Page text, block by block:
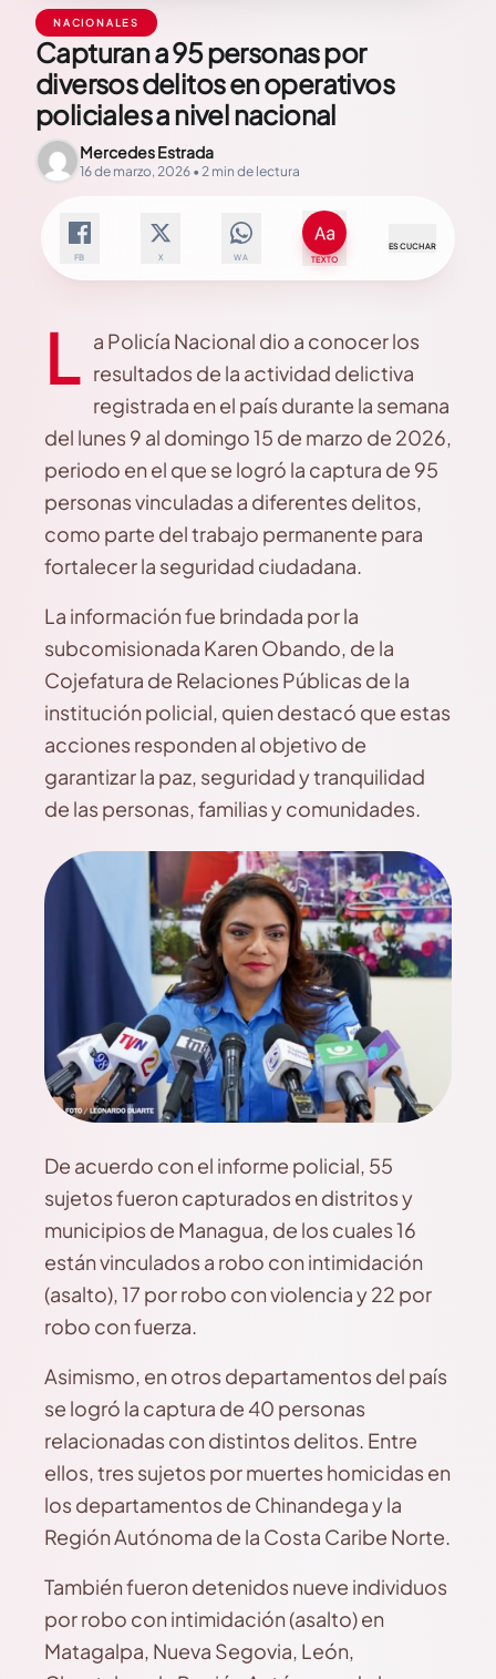
NACIONALES
Capturan a 95 personas por
diversos delitos en operativos
policiales a nivel nacional
Mercedes Estrada
16 de marzo, 2026 • 2 min de lectura
FB X WA TEXTO
ESCUCHAR
L a Policía Nacional dio a conocer los
resultados de la actividad delictiva
registrada en el país durante la semana
del lunes 9 al domingo 15 de marzo de 2026,
periodo en el que se logró la captura de 95
personas vinculadas a diferentes delitos,
como parte del trabajo permanente para
fortalecer la seguridad ciudadana.
La información fue brindada por la
subcomisionada Karen Obando, de la
Cojefatura de Relaciones Públicas de la
institución policial, quien destacó que estas
acciones responden al objetivo de
garantizar la paz, seguridad y tranquilidad
de las personas, familias y comunidades.
De acuerdo con el informe policial, 55
sujetos fueron capturados en distritos y
municipios de Managua, de los cuales 16
están vinculados a robo con intimidación
(asalto), 17 por robo con violencia y 22 por
robo con fuerza.
Asimismo, en otros departamentos del país
se logró la captura de 40 personas
relacionadas con distintos delitos. Entre
ellos, tres sujetos por muertes homicidas en
los departamentos de Chinandega y la
Región Autónoma de la Costa Caribe Norte.
También fueron detenidos nueve individuos
por robo con intimidación (asalto) en
Matagalpa, Nueva Segovia, León,